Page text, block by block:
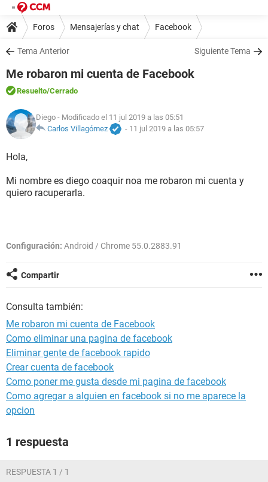
Foros Mensajerías y chat Facebook
Tema Anterior Siguiente Tema
Me robaron mi cuenta de Facebook
Resuelto/Cerrado
Diego - Modificado el 11 jul 2019 a las 05:51
Carlos Villagómez
- 11 jul 2019 a las 05:57
Hola,
Mi nombre es diego coaquir noa me robaron mi cuenta y
quiero racuperarla.
Configuración: Android / Chrome 55.0.2883.91
Compartir
Consulta también:
Me robaron mi cuenta de Facebook
Como eliminar una pagina de facebook
Eliminar gente de facebook rapido
Crear cuenta de facebook
Como poner me gusta desde mi pagina de facebook
Como agregar a alguien en facebook si no me aparece la
opcion
1 respuesta
RESPUESTA 1 / 1